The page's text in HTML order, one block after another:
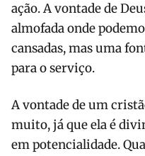
ação. A vontade de
almofada onde
cansadas, mas uma
para o serviço.
A vontade de um
muito, já que ela é
em potencialidade.